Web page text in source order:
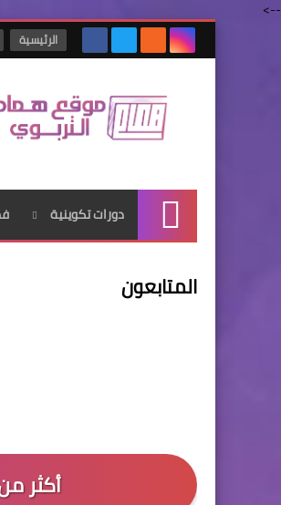
-->
الرئيسية
الرئيسية
دورات تكوينية
المتابعون
أكثر من 200 مسرحية مدرسية باللغتين